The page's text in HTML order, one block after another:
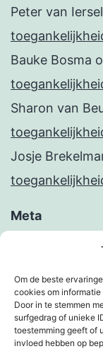
Om de beste
cookies om
Door in te stemmen
surfgedrag of unieke
toestemming geeft of
invloed hebben op
Peter van Iersel
Bauke Bosma
Sharon van
Josje
Meta
Berichten feed
Reacties feed
WordPress.org